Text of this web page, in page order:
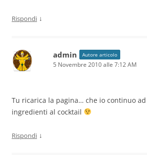
Rispondi ↓
admin Autore articolo
5 Novembre 2010 alle 7:12 AM
Tu ricarica la pagina… che io continuo
ingredienti al cocktail
Rispondi ↓